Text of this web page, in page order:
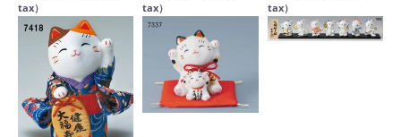
tax）
tax）
tax）